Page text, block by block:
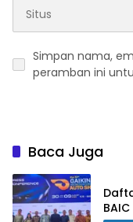
Simpan nama,
peramban ini
Baca Juga